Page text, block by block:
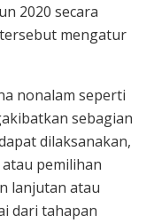
2020 secara
mengatur
nonalam seperti
sebagian
dilaksanakan,
pemilihan
lanjutan atau
dari tahapan